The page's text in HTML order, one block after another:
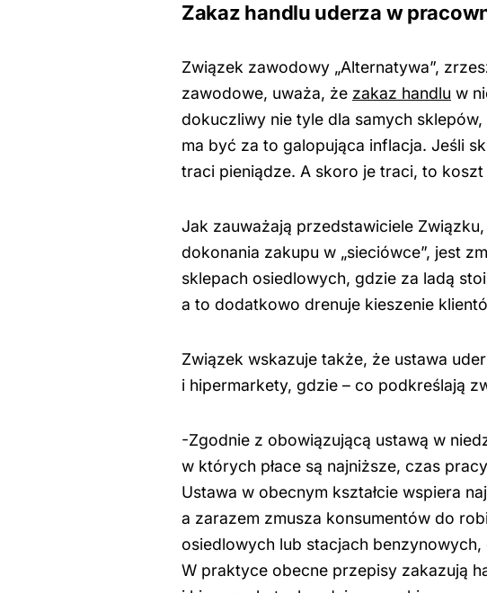
Zakaz handlu uderza w
Związek zawodowy „Alternatywa”,
zawodowe, uważa, że zakaz handlu w
dokuczliwy nie tyle dla samych
ma być za to galopująca inflacja. Jeśli
traci pieniądze. A skoro je traci, to
Jak zauważają przedstawiciele
dokonania zakupu w „sieciówce”, jest
sklepach osiedlowych, gdzie za ladą
a to dodatkowo drenuje kieszenie
Związek wskazuje także, że ustawa
i hipermarkety, gdzie – co podkreślają
-Zgodnie z obowiązującą ustawą w
w których płace są najniższe, czas
Ustawa w obecnym kształcie wspiera
a zarazem zmusza konsumentów do
osiedlowych lub stacjach
W praktyce obecne przepisy zakazują